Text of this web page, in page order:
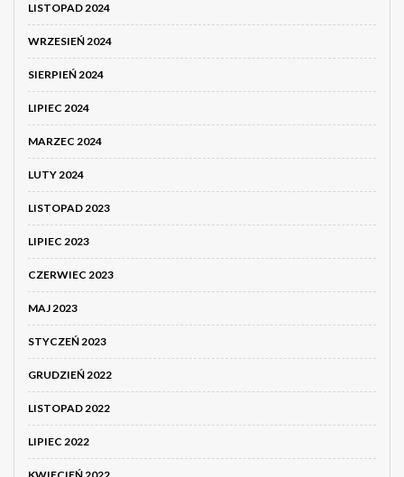
LISTOPAD 2024
WRZESIEŃ 2024
SIERPIEŃ 2024
LIPIEC 2024
MARZEC 2024
LUTY 2024
LISTOPAD 2023
LIPIEC 2023
CZERWIEC 2023
MAJ 2023
STYCZEŃ 2023
GRUDZIEŃ 2022
LISTOPAD 2022
LIPIEC 2022